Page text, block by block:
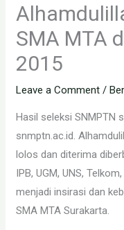
SMA MTA
2015
Leave a Comment /
Hasil seleksi SNMPTN
snmptn.ac.id.
lolos dan diterima
IPB, UGM, UNS,
menjadi insirasi dan
SMA MTA Surakarta.